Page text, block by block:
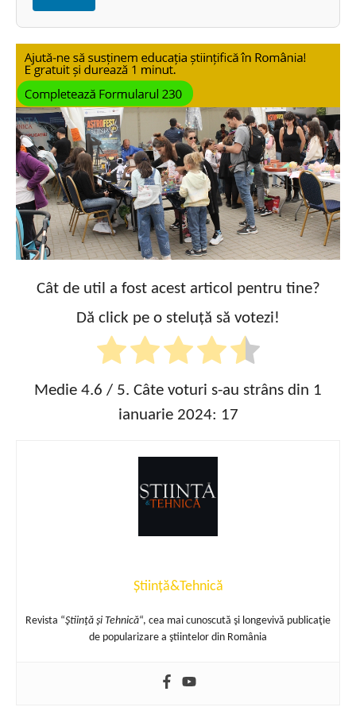
Cât de util a fost acest articol pentru tine?
Dă click pe o steluță să votezi!
Medie 4.6 / 5. Câte voturi s-au strâns din 1
ianuarie 2024: 17
Știință&Tehnică
Revista “Ştiinţă şi Tehnică“, cea mai cunoscută şi longevivă publicaţie
de popularizare a ştiintelor din România